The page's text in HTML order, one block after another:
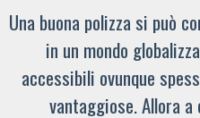
Una buona polizza si può
in un mondo
accessibili ovunque
vantaggiose. Allora